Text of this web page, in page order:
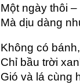
Một ngày thôi
Mà dịu dàng
Không có
Chỉ bầu trời
Gió và lá cùng